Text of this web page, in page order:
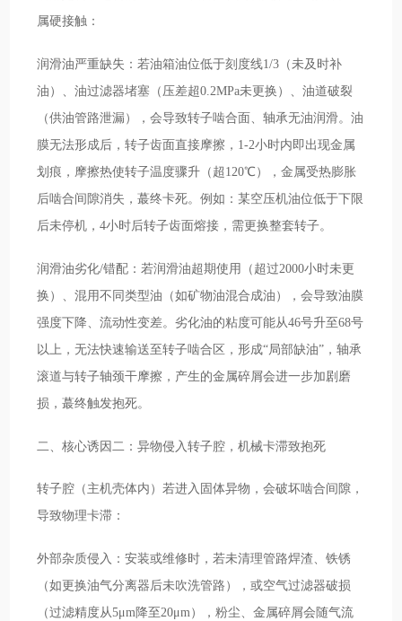
属硬接触：
润滑油严重缺失：若油箱油位低于刻度线1/3（未及时补
油）、油过滤器堵塞（压差超0.2MPa未更换）、油道破裂
（供油管路泄漏），会导致转子啮合面、轴承无油润滑。油
膜无法形成后，转子齿面直接摩擦，1-2小时内即出现金属
划痕，摩擦热使转子温度骤升（超120℃），金属受热膨胀
后啮合间隙消失，蕞终卡死。例如：某空压机油位低于下限
后未停机，4小时后转子齿面熔接，需更换整套转子。
润滑油劣化/错配：若润滑油超期使用（超过2000小时未更
换）、混用不同类型油（如矿物油混合成油），会导致油膜
强度下降、流动性变差。劣化油的粘度可能从46号升至68号
以上，无法快速输送至转子啮合区，形成“局部缺油”，轴承
滚道与转子轴颈干摩擦，产生的金属碎屑会进一步加剧磨
损，蕞终触发抱死。
二、核心诱因二：异物侵入转子腔，机械卡滞致抱死
转子腔（主机壳体内）若进入固体异物，会破坏啮合间隙，
导致物理卡滞：
外部杂质侵入：安装或维修时，若未清理管路焊渣、铁锈
（如更换油气分离器后未吹洗管路），或空气过滤器破损
（过滤精度从5μm降至20μm），粉尘、金属碎屑会随气流